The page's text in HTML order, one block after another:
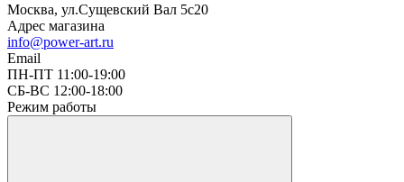
Москва, ул.Сущевский Вал 5с20
Адрес магазина
info@power-art.ru
Email
ПН-ПТ 11:00-19:00
СБ-ВС 12:00-18:00
Режим работы